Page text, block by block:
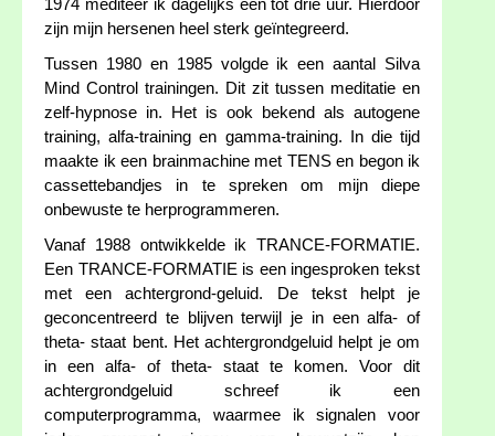
1974 mediteer ik dagelijks een tot drie uur. Hierdoor
zijn mijn hersenen heel sterk geïntegreerd.
Tussen 1980 en 1985 volgde ik een aantal Silva
Mind Control trainingen. Dit zit tussen meditatie en
zelf-hypnose in. Het is ook bekend als autogene
training, alfa-training en gamma-training. In die tijd
maakte ik een brainmachine met TENS en begon ik
cassettebandjes in te spreken om mijn diepe
onbewuste te herprogrammeren.
Vanaf 1988 ontwikkelde ik TRANCE-FORMATIE.
Een TRANCE-FORMATIE is een ingesproken tekst
met een achtergrond-geluid. De tekst helpt je
geconcentreerd te blijven terwijl je in een alfa- of
theta- staat bent. Het achtergrondgeluid helpt je om
in een alfa- of theta- staat te komen. Voor dit
achtergrondgeluid schreef ik een
computerprogramma, waarmee ik signalen voor